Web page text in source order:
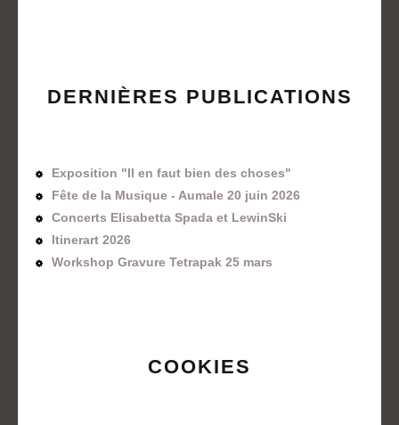
DERNIÈRES PUBLICATIONS
Exposition "Il en faut bien des choses"
Fête de la Musique - Aumale 20 juin 2026
Concerts Elisabetta Spada et LewinSki
Itinerart 2026
Workshop Gravure Tetrapak 25 mars
COOKIES